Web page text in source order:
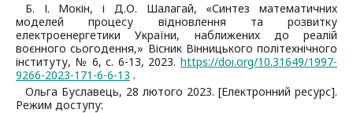
Б. І. Мокін, і Д.О. Шалагай, «Синтез математичних
моделей процесу відновлення та розвитку
електроенергетики України, наближених до реалій
воєнного сьогодення,» Вісник Вінницького політехнічного
інституту, № 6, с. 6-13, 2023. https://doi.org/10.31649/1997-
9266-2023-171-6-6-13 .
Ольга Буславець, 28 лютого 2023. [Електронний ресурс].
Режим доступу: